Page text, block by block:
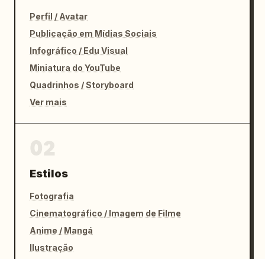
Perfil / Avatar
Publicação em Mídias Sociais
Infográfico / Edu Visual
Miniatura do YouTube
Quadrinhos / Storyboard
Ver mais
Estilos
Fotografia
Cinematográfico / Imagem de Filme
Anime / Mangá
Ilustração